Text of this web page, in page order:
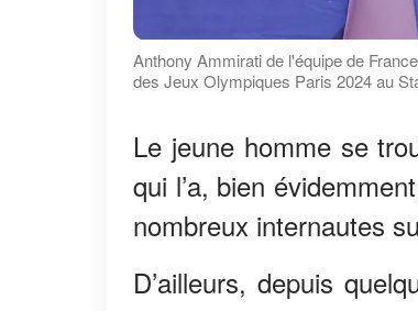
Anthony Ammirati de l'équipe de
des Jeux Olympiques Paris 2024 au
Le jeune homme se
qui l’a, bien
nombreux internautes
D’ailleurs, depuis